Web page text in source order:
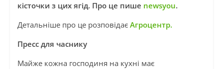
кісточки з цих ягід. Про це пише newsyou.
Детальніше про це розповідаєАгроцентр.
Пресс для часнику
Майже кожна господиня на кухні має